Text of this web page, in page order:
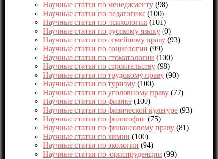
Научные статьи по менеджменту (98)
Научные статьи по педагогике (100)
Научные статьи по психологии (101)
Научные статьи по русскому языку (0)
Научные статьи по семейному праву (93)
Научные статьи по социологии (99)
Научные статьи по стоматологии (100)
Научные статьи по строительству (98)
Научные статьи по трудовому праву (90)
Научные статьи по туризму (100)
Научные статьи по уголовному праву (77)
Научные статьи по физике (100)
Научные статьи по физической культуре (93)
Научные статьи по философии (75)
Научные статьи по финансовому праву (81)
Научные статьи по химии (100)
Научные статьи по экологии (94)
Научные статьи по юриспруденции (99)